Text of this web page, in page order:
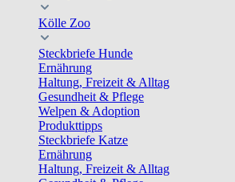
Kölle Zoo
Steckbriefe Hunde
Ernährung
Haltung, Freizeit & Alltag
Gesundheit & Pflege
Welpen & Adoption
Produkttipps
Steckbriefe Katze
Ernährung
Haltung, Freizeit & Alltag